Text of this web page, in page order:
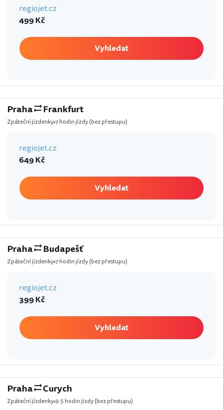
regiojet.cz
499 Kč
Vyhledat
Praha Frankfurt
Zpáteční jízdenky7 hodin jízdy(bez přestupu)
regiojet.cz
649 Kč
Vyhledat
Praha Budapešť
Zpáteční jízdenky7 hodin jízdy(bez přestupu)
regiojet.cz
399 Kč
Vyhledat
Praha Curych
Zpáteční jízdenky 9.5 hodin jízdy(bez přestupu)